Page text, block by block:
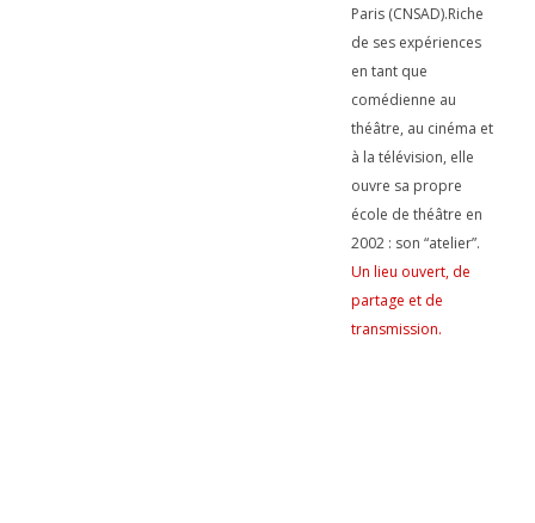
Paris (CNSAD).Riche
de ses expériences
en tant que
comédienne au
théâtre, au cinéma et
à la télévision, elle
ouvre sa propre
école de théâtre en
2002 : son “atelier”.
Un lieu ouvert, de
partage et de
transmission.